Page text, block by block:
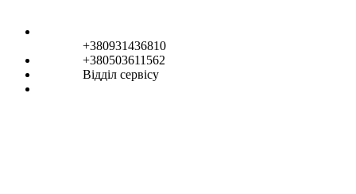
+380931436810
+380503611562
Відділ сервісу